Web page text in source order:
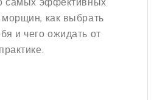
как выбрать
и чего ожидать от